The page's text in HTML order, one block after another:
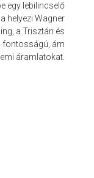
egy lebilincselő
helyezi Wagner
a Trisztán és
fontosságú, ám
áramlatokat.